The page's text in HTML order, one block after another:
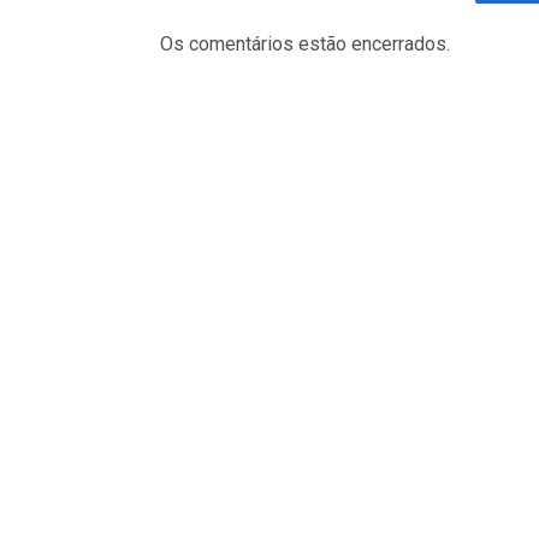
Os comentários estão encerrados.